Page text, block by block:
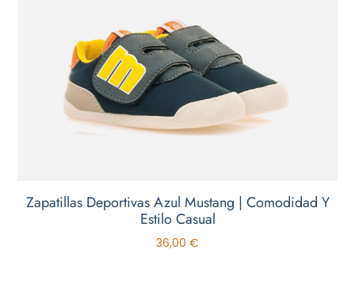
Zapatillas Deportivas Azul Mustang | Comodidad Y
Estilo Casual
36,00 €